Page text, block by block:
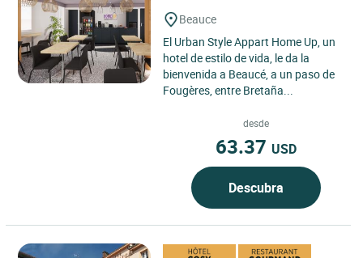
Beauce
El Urban Style Appart Home Up, un
hotel de estilo de vida, le da la
bienvenida a Beaucé, a un paso de
Fougères, entre Bretaña...
desde
63.37 USD
Descubra